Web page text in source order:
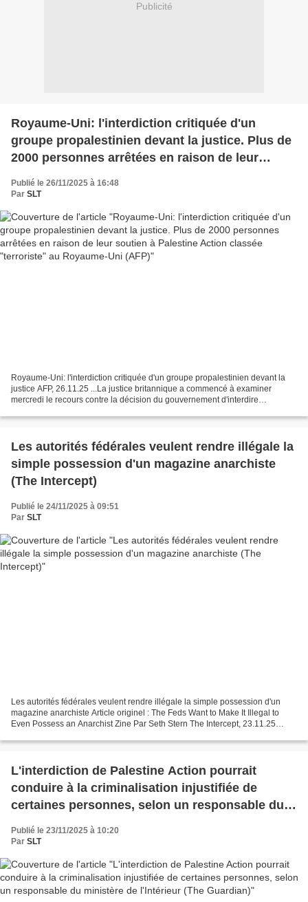
Publicité
Royaume-Uni: l'interdiction critiquée d'un
groupe propalestinien devant la justice. Plus de
2000 personnes arrêtées en raison de leur
au Royaume-Uni (AFP)
Publié le 26/11/2025 à 16:48
Par SLT
Royaume-Uni: l'interdiction critiquée d'un groupe propalestinien devant la
justice AFP, 26.11.25 ...La justice britannique a commencé à examiner
mercredi le recours contre la décision du gouvernement d'interdire
Les autorités fédérales veulent rendre illégale la
simple possession d'un magazine anarchiste
(The Intercept)
Publié le 24/11/2025 à 09:51
Par SLT
Les autorités fédérales veulent rendre illégale la simple possession d'un
magazine anarchiste Article originel : The Feds Want to Make It Illegal to
Even Possess an Anarchist Zine Par Seth Stern The Intercept, 23.11.25
L'interdiction de Palestine Action pourrait
conduire à la criminalisation injustifiée de
certaines personnes, selon un responsable du
Publié le 23/11/2025 à 10:20
Par SLT